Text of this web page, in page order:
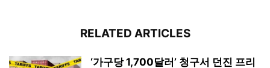
RELATED ARTICLES
‘가구당 1,700달러’ 청구서 던진 프리